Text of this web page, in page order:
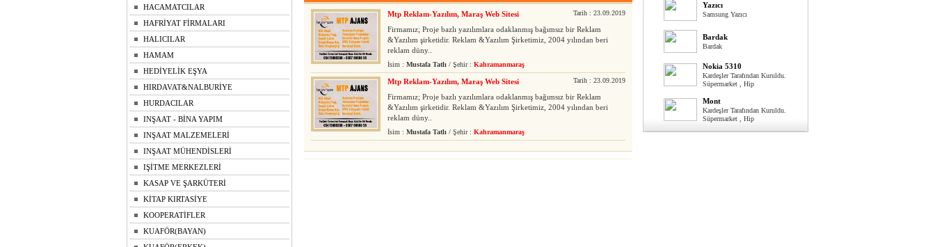
HACAMATCILAR
HAFRİYAT FİRMALARI
HALICILAR
HAMAM
HEDİYELİK EŞYA
HIRDAVAT&NALBURİYE
HURDACILAR
INŞAAT - BİNA YAPIM
INŞAAT MALZEMELERİ
INŞAAT MÜHENDİSLERİ
IŞİTME MERKEZLERİ
KASAP VE ŞARKÜTERİ
KİTAP KIRTASİYE
KOOPERATİFLER
KUAFÖR(BAYAN)
Mtp Reklam-Yazılım, Maraş Web Sitesi Tarih : 23.09.2019
Firmamız; Proje bazlı yazılımlara odaklanmış bağımsız bir Reklam
&Yazılım şirketidir. Reklam &Yazılım Şirketimiz, 2004 yılından beri
reklam düny..
İsim : Mustafa Tatlı / Şehir : Kahramanmaraş
Mtp Reklam-Yazılım, Maraş Web Sitesi Tarih : 23.09.2019
Firmamız; Proje bazlı yazılımlara odaklanmış bağımsız bir Reklam
&Yazılım şirketidir. Reklam &Yazılım Şirketimiz, 2004 yılından beri
reklam düny..
İsim : Mustafa Tatlı / Şehir : Kahramanmaraş
Yazıcı
Samsung Yazıcı
Bardak
Bardak
Nokia 5310
Kardeşler Tarafından Kuruldu.
Süpermarket , Hip
Mont
Kardeşler Tarafından Kuruldu.
Süpermarket , Hip